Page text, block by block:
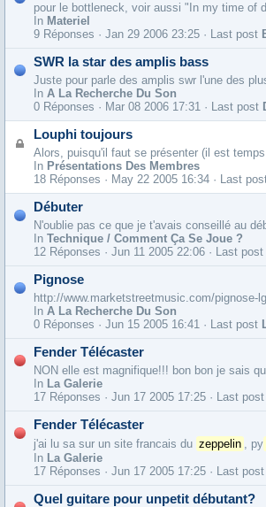
pour le bottleneck, voir aussi "In my time of
In Materiel
9 Réponses · Jan 29 2006 23:25 · Last post
SWR la star des amplis bass
Juste pour parle des amplis swr l'une des plus
In A La Recherche Du Son
0 Réponses · Mar 08 2006 17:31 · Last post
Louphi toujours
Alors, puisqu'il faut se présenter (il est
In Présentations Des Membres
18 Réponses · May 22 2005 16:34 · Last
Débuter
N'oublie pas ce que je t'avais conseillé au
In Technique / Comment Ça Se Joue ?
12 Réponses · Jun 11 2005 22:06 · Last post
Pignose
http://www.marketstreetmusic.com/pignose-lg.jpeg Existe depuis 1972.............petit ampli de
In A La Recherche Du Son
0 Réponses · Jun 15 2005 16:41 · Last post
Fender Télécaster
NON elle est magnifique!!! bon bon je sais
In La Galerie
17 Réponses · Jun 17 2005 17:25 · Last post
Fender Télécaster
j'ai lu sa sur un site francais du zeppelin , py
In La Galerie
17 Réponses · Jun 17 2005 17:25 · Last post
Quel guitare pour unpetit débutant?